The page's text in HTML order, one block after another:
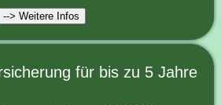
--> Weitere Infos
für bis zu 5 Jahre